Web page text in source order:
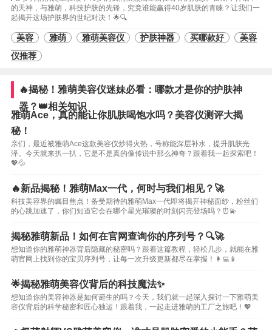
的天神，与雅萌，科技护肤的先锋，究竟谁能赢得40岁肌肤的青睐？让我们一
起揭开这场护肤界的世纪对决！🌟🔍
美容 雅萌 雅萌美容仪 护肤神器 买哪款好
美容
仪推荐
🔥揭秘！雅萌美容仪迷妹必看：哪款才是你的护肤神
器？👑相关知识
雅萌Ace，真的能让你肌肤喝饱水吗？美容仪测评大揭
秘！
亲们，最近被雅萌Ace这款美容仪炒得火热，号称能深层补水，提升肌肤光
泽。今天就来扒一扒，它是不是真的像传说中那么神奇？跟着我一起探索吧！
💖💦
🔥新品揭秘！雅萌Max一代，何时与我们相见？🚀
科技美容界的瞩目焦点！备受期待的雅萌Max一代即将揭开神秘面纱，粉丝们
的心跳加速了，你们知道它会在哪个星光璀璨的时刻闪亮登场吗？⏰💫
揭秘雅萌新品！如何在官网查询你的序列号？🔍🚀
想知道你的雅萌神器背后隐藏的秘密吗？跟着这篇教程，轻松几步，就能在雅
萌官网上找到你的宝贝序列号，让每一次升级更新都尽在掌握！👩‍💻📱
🌟揭秘雅萌美容仪背后的科技魔法✨
想知道你的美容神器是如何诞生的吗？今天，我们就一起深入探讨一下雅萌美
容仪背后的科学秘密和匠心独运！跟着我，一起走进雅萌的工厂之旅吧！💖